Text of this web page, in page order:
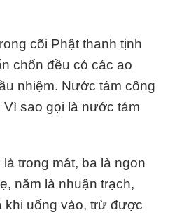
cõi Phật thanh tịnh
chốn đều có các ao
nhiệm. Nước tám công
sao gọi là nước tám
trong mát, ba là ngon
năm là nhuận trạch,
khi uống vào, trừ được